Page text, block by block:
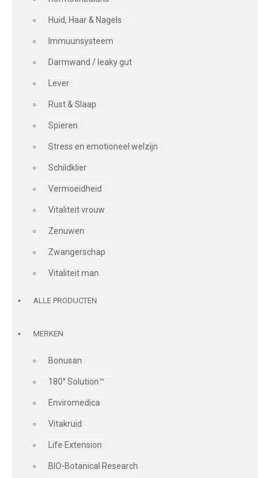
Huid, Haar & Nagels
Immuunsysteem
Darmwand / leaky gut
Lever
Rust & Slaap
Spieren
Stress en emotioneel welzijn
Schildklier
Vermoeidheid
Vitaliteit vrouw
Zenuwen
Zwangerschap
Vitaliteit man
ALLE PRODUCTEN
MERKEN
Bonusan
180° Solution™
Enviromedica
Vitakruid
Life Extension
BIO-Botanical Research